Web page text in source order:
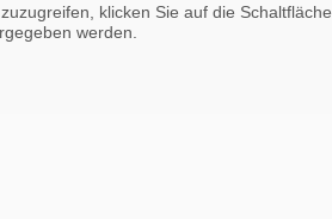
klicken Sie auf die Schaltfläche
werden.